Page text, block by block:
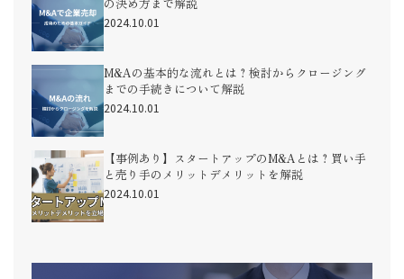
2024.10.01
M&Aの基本的な流れとは？検討からクロージング
までの手続きについて解説
2024.10.01
【事例あり】スタートアップのM&Aとは？買い手
と売り手のメリットデメリットを解説
2024.10.01